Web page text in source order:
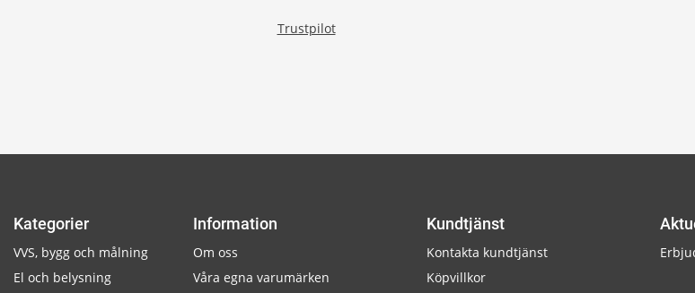
Trustpilot
Kategorier
VVS, bygg och målning
El och belysning
Information
Om oss
Våra egna varumärken
Kundtjänst
Kontakta kundtjänst
Köpvillkor